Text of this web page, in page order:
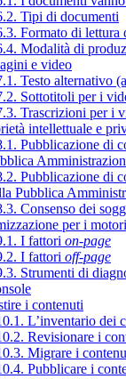
Tipi di documenti
Formato di lettura
Modalità di
e video
Testo alternativo
Sottotitoli per i
Trascrizioni per i
intellettuale e
Pubblicazione di
Pubblicazione di
Pubblica
Consenso dei
per i
I fattori on-page
I fattori off-page
Strumenti di
i contenuti
L’inventario dei
Revisionare i
Migrare i
Pubblicare i